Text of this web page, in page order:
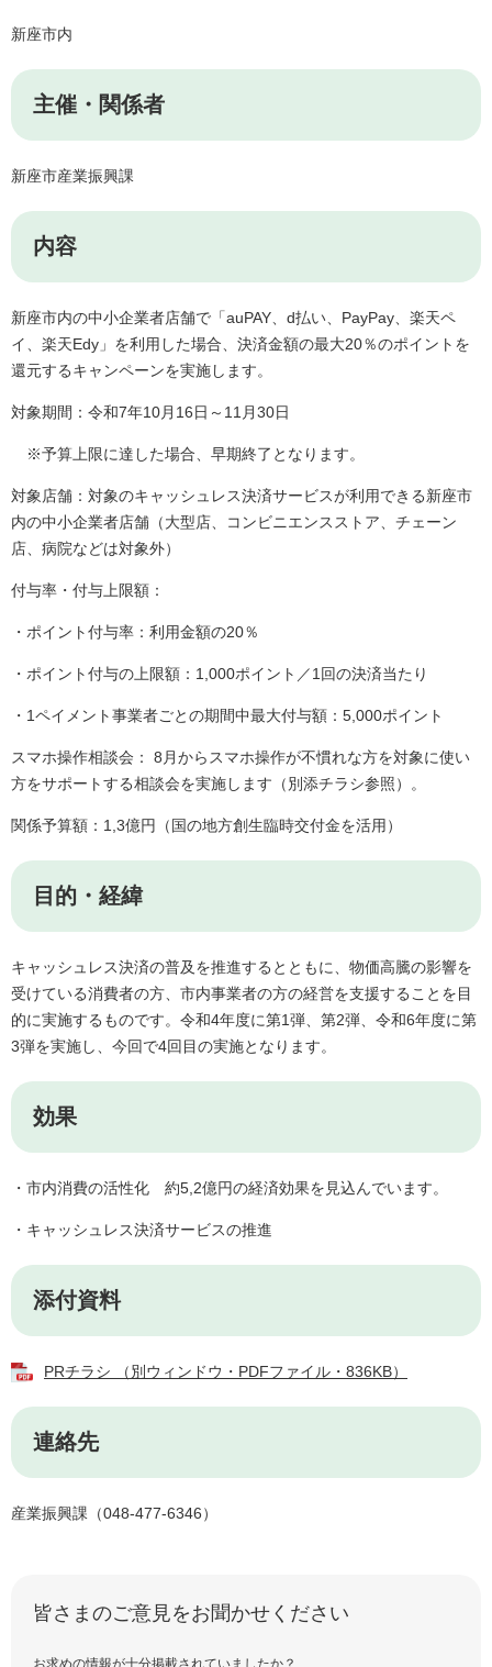
新座市内
主催・関係者
新座市産業振興課
内容
新座市内の中小企業者店舗で「auPAY、d払い、PayPay、楽天ペ
イ、楽天Edy」を利用した場合、決済金額の最大20％のポイントを
還元するキャンペーンを実施します。
対象期間：令和7年10月16日～11月30日
※予算上限に達した場合、早期終了となります。
対象店舗：対象のキャッシュレス決済サービスが利用できる新座市
内の中小企業者店舗（大型店、コンビニエンスストア、チェーン
店、病院などは対象外）
付与率・付与上限額：
・ポイント付与率：利用金額の20％
・ポイント付与の上限額：1,000ポイント／1回の決済当たり
・1ペイメント事業者ごとの期間中最大付与額：5,000ポイント
スマホ操作相談会： 8月からスマホ操作が不慣れな方を対象に使い
方をサポートする相談会を実施します（別添チラシ参照）。
関係予算額：1,3億円（国の地方創生臨時交付金を活用）
目的・経緯
キャッシュレス決済の普及を推進するとともに、物価高騰の影響を
受けている消費者の方、市内事業者の方の経営を支援することを目
的に実施するものです。令和4年度に第1弾、第2弾、令和6年度に第
3弾を実施し、今回で4回目の実施となります。
効果
・市内消費の活性化 約5,2億円の経済効果を見込んでいます。
・キャッシュレス決済サービスの推進
添付資料
PRチラシ （別ウィンドウ・PDFファイル・836KB）
連絡先
産業振興課（048-477-6346）
皆さまのご意見をお聞かせください
お求めの情報が十分掲載されていましたか？